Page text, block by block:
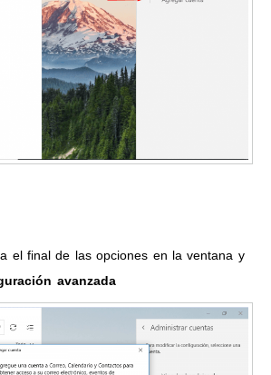
el final de las opciones en la ventana y
avanzada